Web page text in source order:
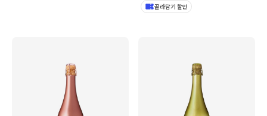
골라담기 할인